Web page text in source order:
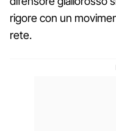
rigore con un
rete.